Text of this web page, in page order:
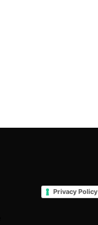
Privacy Policy